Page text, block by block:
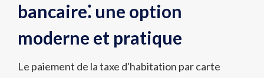
bancaire⁚ une option
moderne et pratique
Le paiement de la taxe d'habitation par carte